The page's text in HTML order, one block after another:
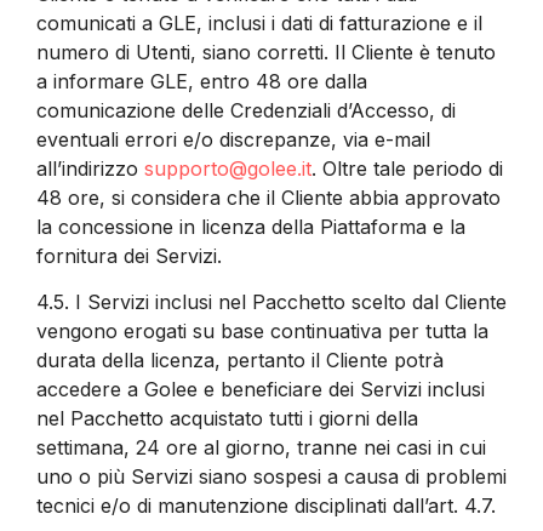
comunicati a GLE, inclusi i dati di fatturazione e il
numero di Utenti, siano corretti. Il Cliente è tenuto
a informare GLE, entro 48 ore dalla
comunicazione delle Credenziali d’Accesso, di
eventuali errori e/o discrepanze, via e-mail
all’indirizzo supporto@golee.it. Oltre tale periodo di
48 ore, si considera che il Cliente abbia approvato
la concessione in licenza della Piattaforma e la
fornitura dei Servizi.
4.5. I Servizi inclusi nel Pacchetto scelto dal Cliente
vengono erogati su base continuativa per tutta la
durata della licenza, pertanto il Cliente potrà
accedere a Golee e beneficiare dei Servizi inclusi
nel Pacchetto acquistato tutti i giorni della
settimana, 24 ore al giorno, tranne nei casi in cui
uno o più Servizi siano sospesi a causa di problemi
tecnici e/o di manutenzione disciplinati dall’art. 4.7.